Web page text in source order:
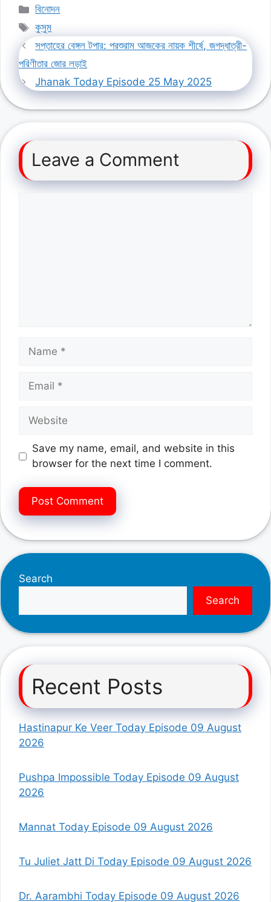
Categories
বিনোদন
Tags
কুসুম
সপ্তাহের বেঙ্গল টপার: পরশুরাম আজকের নায়ক শীর্ষে, জগদ্ধাত্রী-
পরিণীতার জোর লড়াই
Jhanak Today Episode 25 May 2025
Leave a Comment
Name
Email
Website
Save my name, email, and website in this
browser for the next time I comment.
Search
Search
Recent Posts
Hastinapur Ke Veer Today Episode 09 August
2026
Pushpa Impossible Today Episode 09 August
2026
Mannat Today Episode 09 August 2026
Tu Juliet Jatt Di Today Episode 09 August 2026
Dr. Aarambhi Today Episode 09 August 2026